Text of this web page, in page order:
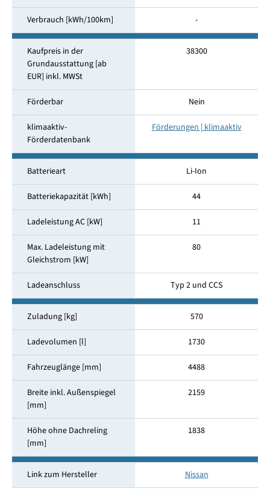
Verbrauch [kWh/100km] -
Kaufpreis in der
Grundausstattung [ab
EUR] inkl. MWSt
38300
Förderbar Nein
klimaaktiv-
Förderdatenbank
Förderungen | klimaaktiv
Batterieart Li-Ion
Batteriekapazität [kWh] 44
Ladeleistung AC [kW] 11
Max. Ladeleistung mit
Gleichstrom [kW]
80
Ladeanschluss Typ 2 und CCS
Zuladung [kg] 570
Ladevolumen [l] 1730
Fahrzeuglänge [mm] 4488
Breite inkl. Außenspiegel
[mm]
2159
Höhe ohne Dachreling
[mm]
1838
Link zum Hersteller Nissan